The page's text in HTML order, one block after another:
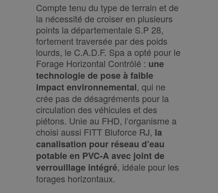
Compte tenu du type de terrain et de
la nécessité de croiser en plusieurs
points la départementale S.P 28,
fortement traversée par des poids
lourds, le C.A.D.F. Spa a opté pour le
Forage Horizontal Contrôlé : une
technologie de pose à faible
impact environnemental, qui ne
crée pas de désagréments pour la
circulation des véhicules et des
piétons. Unie au FHD, l’organisme a
choisi aussi FITT Bluforce RJ, la
canalisation pour réseau d’eau
potable en PVC-A avec joint de
verrouillage intégré, idéale pour les
forages horizontaux.